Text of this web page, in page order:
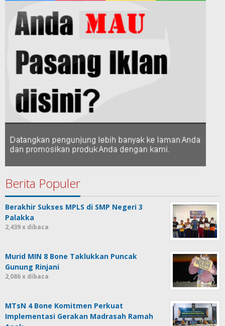
Berita Populer
Berakhir Sukses MPLS di SMP Negeri 3
Palakka
2,439 x dibaca
Murid MIN 8 Bone Taklukkan Puncak
Gunung Rinjani
2,086 x dibaca
MTsN 4 Bone Komitmen Perkuat
Implementasi Gerakan Madrasah Ramah